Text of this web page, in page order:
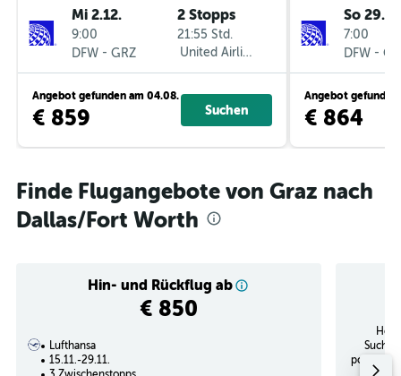
Mi 2.12.
9:00
DFW - GRZ
2 Stopps
21:55 Std.
United Airlines
Angebot gefunden am 04.08.
€ 859 Suchen
So
7:00
DFW -
Angebot gefunden
€ 864
Finde Flugangebote von Graz nach
Dallas/Fort Worth
Hin- und Rückflug ab
€ 850
Lufthansa
15.11.-29.11.